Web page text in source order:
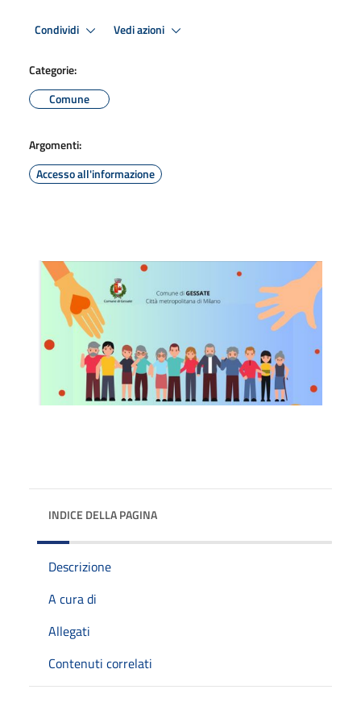
Condividi Vedi azioni
Categorie:
Comune
Argomenti:
Accesso all'informazione
INDICE DELLA PAGINA
Descrizione
A cura di
Allegati
Contenuti correlati